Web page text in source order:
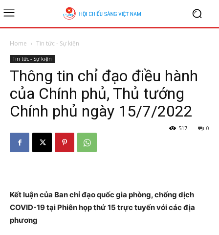
Home Tin tức - Sự kiện
Tin tức - Sự kiện
Thông tin chỉ đạo điều hành
của Chính phủ, Thủ tướng
Chính phủ ngày 15/7/2022
0
517
Kết luận của Ban chỉ đạo quốc gia phòng, chống dịch
COVID-19 tại Phiên họp thứ 15 trực tuyến với các địa
phương